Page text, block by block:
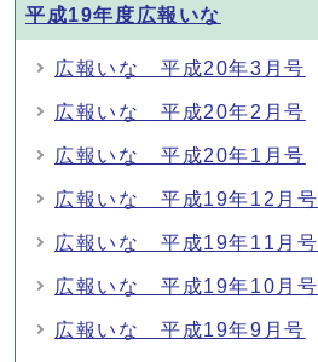
平成19年度広報いな
広報いな 平成20年3月号
広報いな 平成20年2月号
広報いな 平成20年1月号
広報いな 平成19年12月号
広報いな 平成19年11月号
広報いな 平成19年10月号
広報いな 平成19年9月号